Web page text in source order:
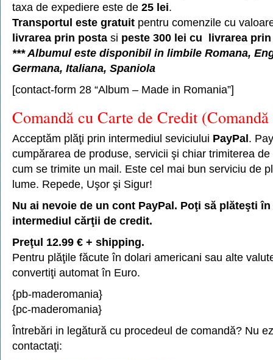
taxa de expediere este de 25 lei.
Transportul este gratuit pentru comenzile cu
livrarea prin posta si peste 300 lei cu livrarea
*** Albumul este disponibil in limbile Romana,
Germana, Italiana, Spaniola
[contact-form 28 “Album – Made in Romania”]
Comandă cu Carte de Credit
Acceptăm plăţi prin intermediul seviciului PayPal.
cumpărarea de produse, servicii şi chiar trimiterea
cum se trimite un mail. Este cel mai bun serviciu de
lume. Repede, Uşor şi Sigur!
Nu ai nevoie de un cont PayPal. Poţi să plăteşti
intermediul cărţii de credit.
Preţul 12.99 € + shipping.
Pentru plăţile făcute în dolari americani sau alte
convertiţi automat în Euro.
{pb-maderomania}
{pc-maderomania}
Întrebări in legătură cu procedeul de comandă? Nu
contactaţi: